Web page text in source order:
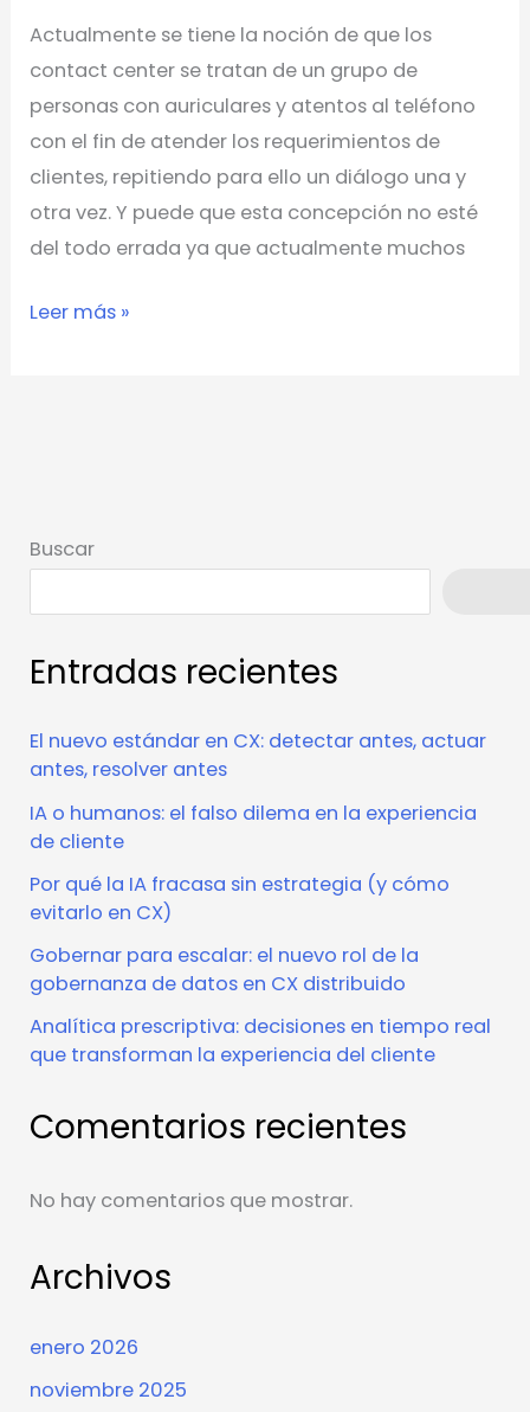
Actualmente se tiene la noción de que los
contact center se tratan de un grupo de
personas con auriculares y atentos al teléfono
con el fin de atender los requerimientos de
clientes, repitiendo para ello un diálogo una y
otra vez. Y puede que esta concepción no esté
del todo errada ya que actualmente muchos
Leer más »
Buscar
Entradas recientes
El nuevo estándar en CX: detectar antes, actuar
antes, resolver antes
IA o humanos: el falso dilema en la experiencia
de cliente
Por qué la IA fracasa sin estrategia (y cómo
evitarlo en CX)
Gobernar para escalar: el nuevo rol de la
gobernanza de datos en CX distribuido
Analítica prescriptiva: decisiones en tiempo real
que transforman la experiencia del cliente
Comentarios recientes
No hay comentarios que mostrar.
Archivos
enero 2026
noviembre 2025